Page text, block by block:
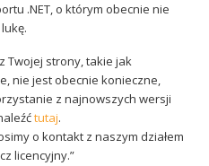
.NET, o którym obecnie nie
Twojej strony, takie jak
nie jest obecnie konieczne,
z najnowszych wersji
tutaj.
o kontakt z naszym działem
licencyjny.”